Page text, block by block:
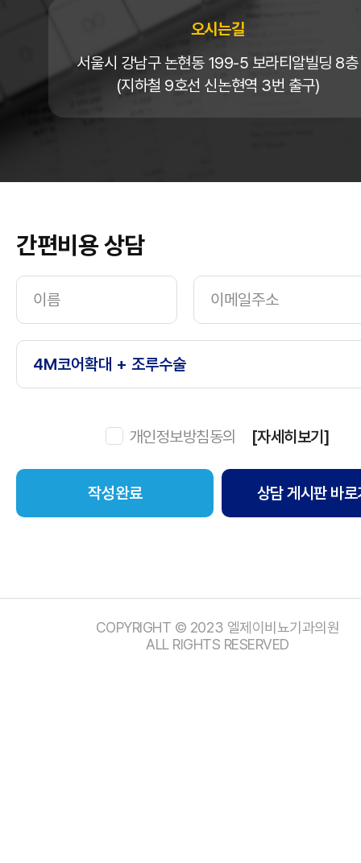
오시는길
서울시 강남구 논현동 199-5 보라티알빌딩 8층
(지하철 9호선 신논현역 3번 출구)
간편비용 상담
개인정보방침동의 [자세히보기]
상담 게시판 바
COPYRIGHT © 2023 엘제이비뇨기과의원
ALL RIGHTS RESERVED